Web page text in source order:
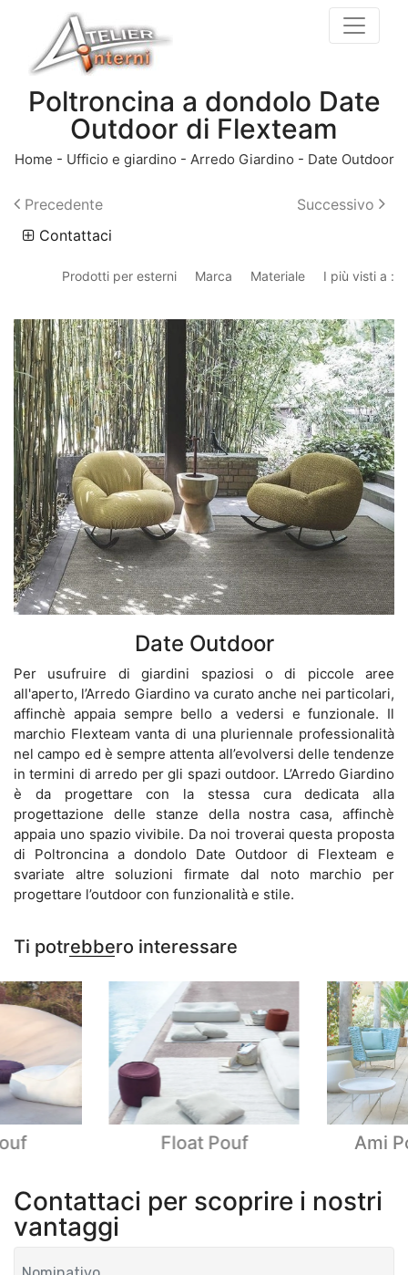
Poltroncina a dondolo Date
Outdoor di Flexteam
Home - Ufficio e giardino - Arredo Giardino - Date Outdoor
Precedente
Successivo
Contattaci
Prodotti per esterni Marca Materiale I più visti a :
Date Outdoor
Per usufruire di giardini spaziosi o di piccole aree
all'aperto, l’Arredo Giardino va curato anche nei particolari,
affinchè appaia sempre bello a vedersi e funzionale. Il
marchio Flexteam vanta di una pluriennale professionalità
nel campo ed è sempre attenta all’evolversi delle tendenze
in termini di arredo per gli spazi outdoor. L’Arredo Giardino
è da progettare con la stessa cura dedicata alla
progettazione delle stanze della nostra casa, affinchè
appaia uno spazio vivibile. Da noi troverai questa proposta
di Poltroncina a dondolo Date Outdoor di Flexteam e
svariate altre soluzioni firmate dal noto marchio per
progettare l’outdoor con funzionalità e stile.
Ti potrebbero interessare
Float Pouf Ami
Contattaci per scoprire i nostri
vantaggi